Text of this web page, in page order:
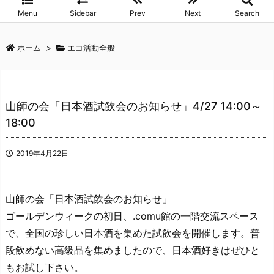
Menu Sidebar Prev Next Search
ホーム > エコ活動全般
山師の会「日本酒試飲会のお知らせ」4/27 14:00～
18:00
2019年4月22日
山師の会「日本酒試飲会のお知らせ」
ゴールデンウィークの初日、.comu館の一階交流スペース
で、全国の珍しい日本酒を集めた試飲会を開催します。普
段飲めない高級品を集めましたので、日本酒好きはぜひと
もお試し下さい。